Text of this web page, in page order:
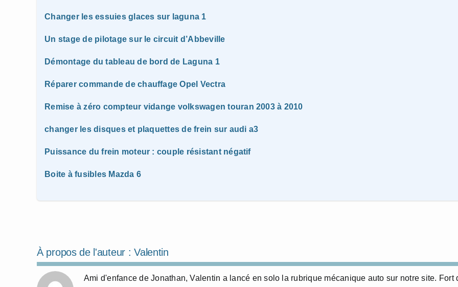
Changer les essuies glaces sur laguna 1
Un stage de pilotage sur le circuit d’Abbeville
Démontage du tableau de bord de Laguna 1
Réparer commande de chauffage Opel Vectra
Remise à zéro compteur vidange volkswagen touran 2003 à 2010
changer les disques et plaquettes de frein sur audi a3
Puissance du frein moteur : couple résistant négatif
Boite à fusibles Mazda 6
À propos de l'auteur :Valentin
Ami d'enfance de Jonathan, Valentin a lancé en solo la rubrique mécanique auto sur notre site. Fort